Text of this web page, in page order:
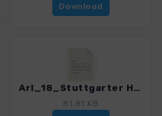
Download
Arl_18_Stuttgarter Huette_4121_5.gpx
81.81 KB